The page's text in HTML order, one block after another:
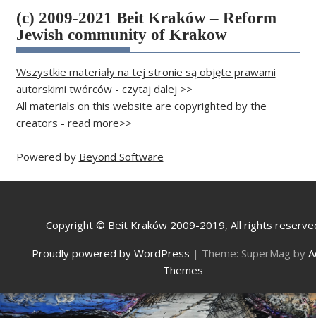
(c) 2009-2021 Beit Kraków – Reform
Jewish community of Krakow
Wszystkie materiały na tej stronie są objęte prawami
autorskimi twórców - czytaj dalej >>
All materials on this website are copyrighted by the
creators - read more>>
Powered by Beyond Software
Copyright © Beit Kraków 2009-2019, All rights
Proudly powered by WordPress | Theme: SuperMag by
Themes